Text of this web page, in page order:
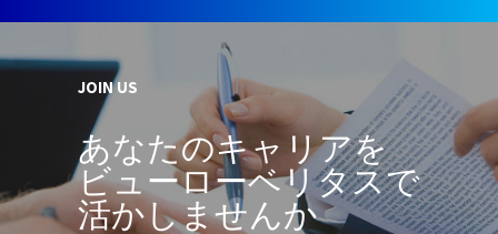
JOIN US
あなたのキャリアを
ビューローベリタスで
活かしませんか